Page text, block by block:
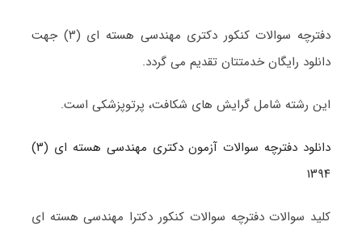
دفترچه سوالات کنکور دکتری مهندسی هسته ای (۳) جهت
دانلود رایگان خدمتتان تقدیم می گردد.
این رشته شامل گرایش های شکافت، پرتوپزشکی است.
دانلود دفترچه سوالات آزمون دکتری مهندسی هسته ای (۳)
۱۳۹۴
کلید سوالات دفترچه سوالات کنکور دکترا مهندسی هسته ای